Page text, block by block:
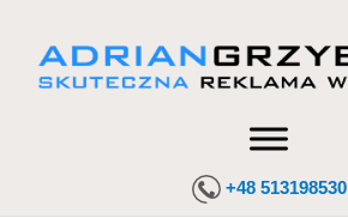
+48 513198530